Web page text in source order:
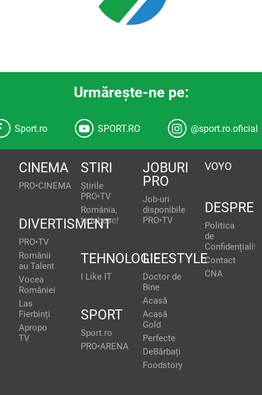
Urmăreşte-ne pe:
Sport.ro SPORT.RO @sport.ro.oficial
CINEMA
PRO•CINEMA
DIVERTISMENT
PRO•TV
Românii
au Talent
Vocea
României
Las
Fierbinți
Apropo
TV
STIRI
Știrile
PRO•TV
România,
te iubesc!
TEHNOLOGIE
I Like IT
SPORT
Sport.ro
PRO•ARENA
JOBURI
PRO
Job-uri
disponibile
PRO•TV
LIFESTYLE
Doctor de
Bine
Acasă
Acasă
Gold
Perfecte
DeBărbați
Foodstory
VOYO
DESPRE
Politica
de
Contact
CNA